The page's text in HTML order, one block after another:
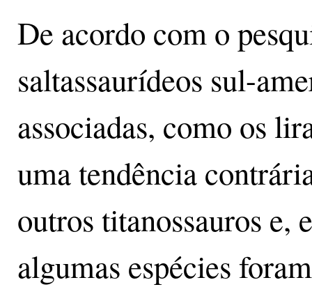
De acordo com o
saltassaurídeos sul-
associadas, como os
uma tendência
outros titanossauros e,
algumas espécies